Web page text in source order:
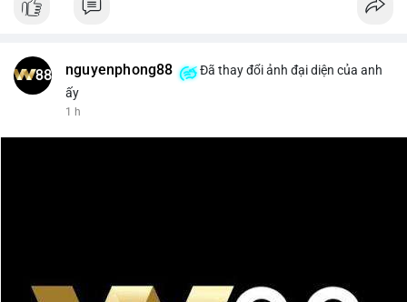
nguyenphong88
Đã thay đổi ảnh đại diện của anh
ấy
1 h